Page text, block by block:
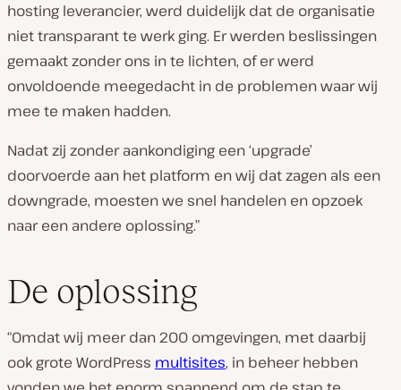
hosting leverancier, werd duidelijk dat de organisatie
niet transparant te werk ging. Er werden beslissingen
gemaakt zonder ons in te lichten, of er werd
onvoldoende meegedacht in de problemen waar wij
mee te maken hadden.
Nadat zij zonder aankondiging een ‘upgrade’
doorvoerde aan het platform en wij dat zagen als een
downgrade, moesten we snel handelen en opzoek
naar een andere oplossing.”
De oplossing
“Omdat wij meer dan 200 omgevingen, met daarbij
ook grote WordPress multisites, in beheer hebben